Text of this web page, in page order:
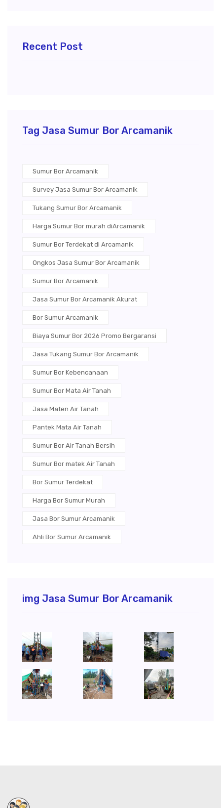
Recent Post
Tag Jasa Sumur Bor Arcamanik
Sumur Bor Arcamanik
Survey Jasa Sumur Bor Arcamanik
Tukang Sumur Bor Arcamanik
Harga Sumur Bor murah diArcamanik
Sumur Bor Terdekat di Arcamanik
Ongkos Jasa Sumur Bor Arcamanik
Sumur Bor Arcamanik
Jasa Sumur Bor Arcamanik Akurat
Bor Sumur Arcamanik
Biaya Sumur Bor 2026 Promo Bergaransi
Jasa Tukang Sumur Bor Arcamanik
Sumur Bor Kebencanaan
Sumur Bor Mata Air Tanah
Jasa Maten Air Tanah
Pantek Mata Air Tanah
Sumur Bor Air Tanah Bersih
Sumur Bor matek Air Tanah
Bor Sumur Terdekat
Harga Bor Sumur Murah
Jasa Bor Sumur Arcamanik
Ahli Bor Sumur Arcamanik
img Jasa Sumur Bor Arcamanik